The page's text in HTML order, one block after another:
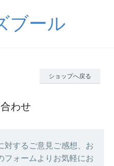
ブール
ショップへ戻る
わせ
対するご意見ご感想、お
フォームよりお気軽にお